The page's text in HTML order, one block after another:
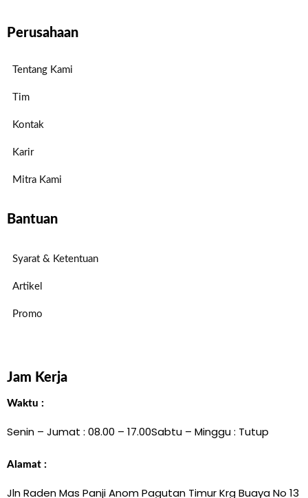
Perusahaan
Tentang Kami
Tim
Kontak
Karir
Mitra Kami
Bantuan
Syarat & Ketentuan
Artikel
Promo
Jam Kerja
Waktu :
Senin – Jumat : 08.00 – 17.00Sabtu – Minggu : Tutup
Alamat :
Jln Raden Mas Panji Anom Pagutan Timur Krg Buaya No 13